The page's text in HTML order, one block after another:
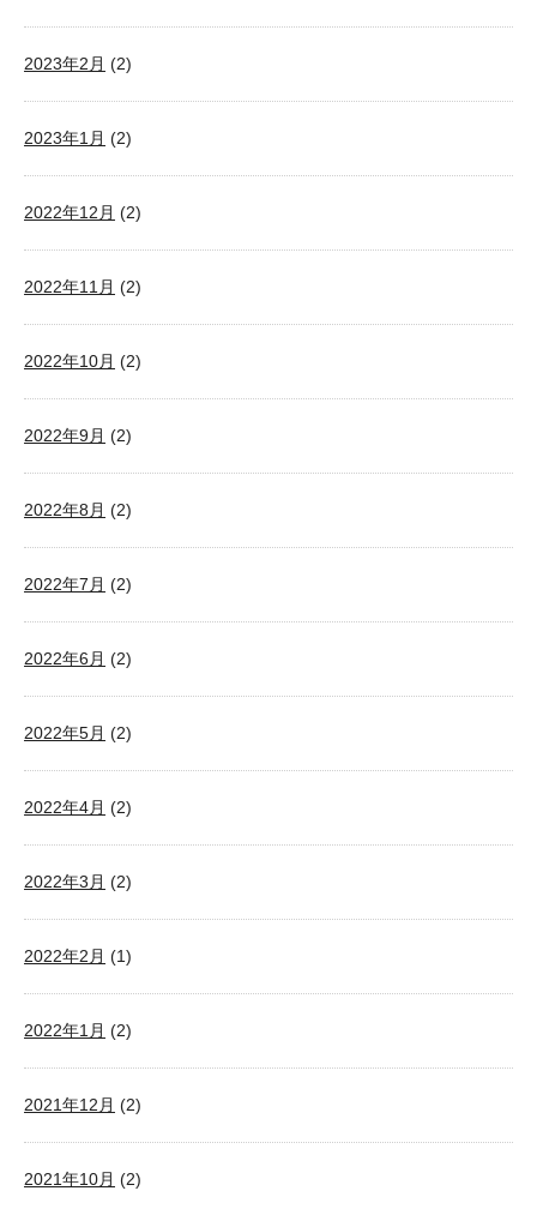
2023年2月 (2)
2023年1月 (2)
2022年12月 (2)
2022年11月 (2)
2022年10月 (2)
2022年9月 (2)
2022年8月 (2)
2022年7月 (2)
2022年6月 (2)
2022年5月 (2)
2022年4月 (2)
2022年3月 (2)
2022年2月 (1)
2022年1月 (2)
2021年12月 (2)
2021年10月 (2)